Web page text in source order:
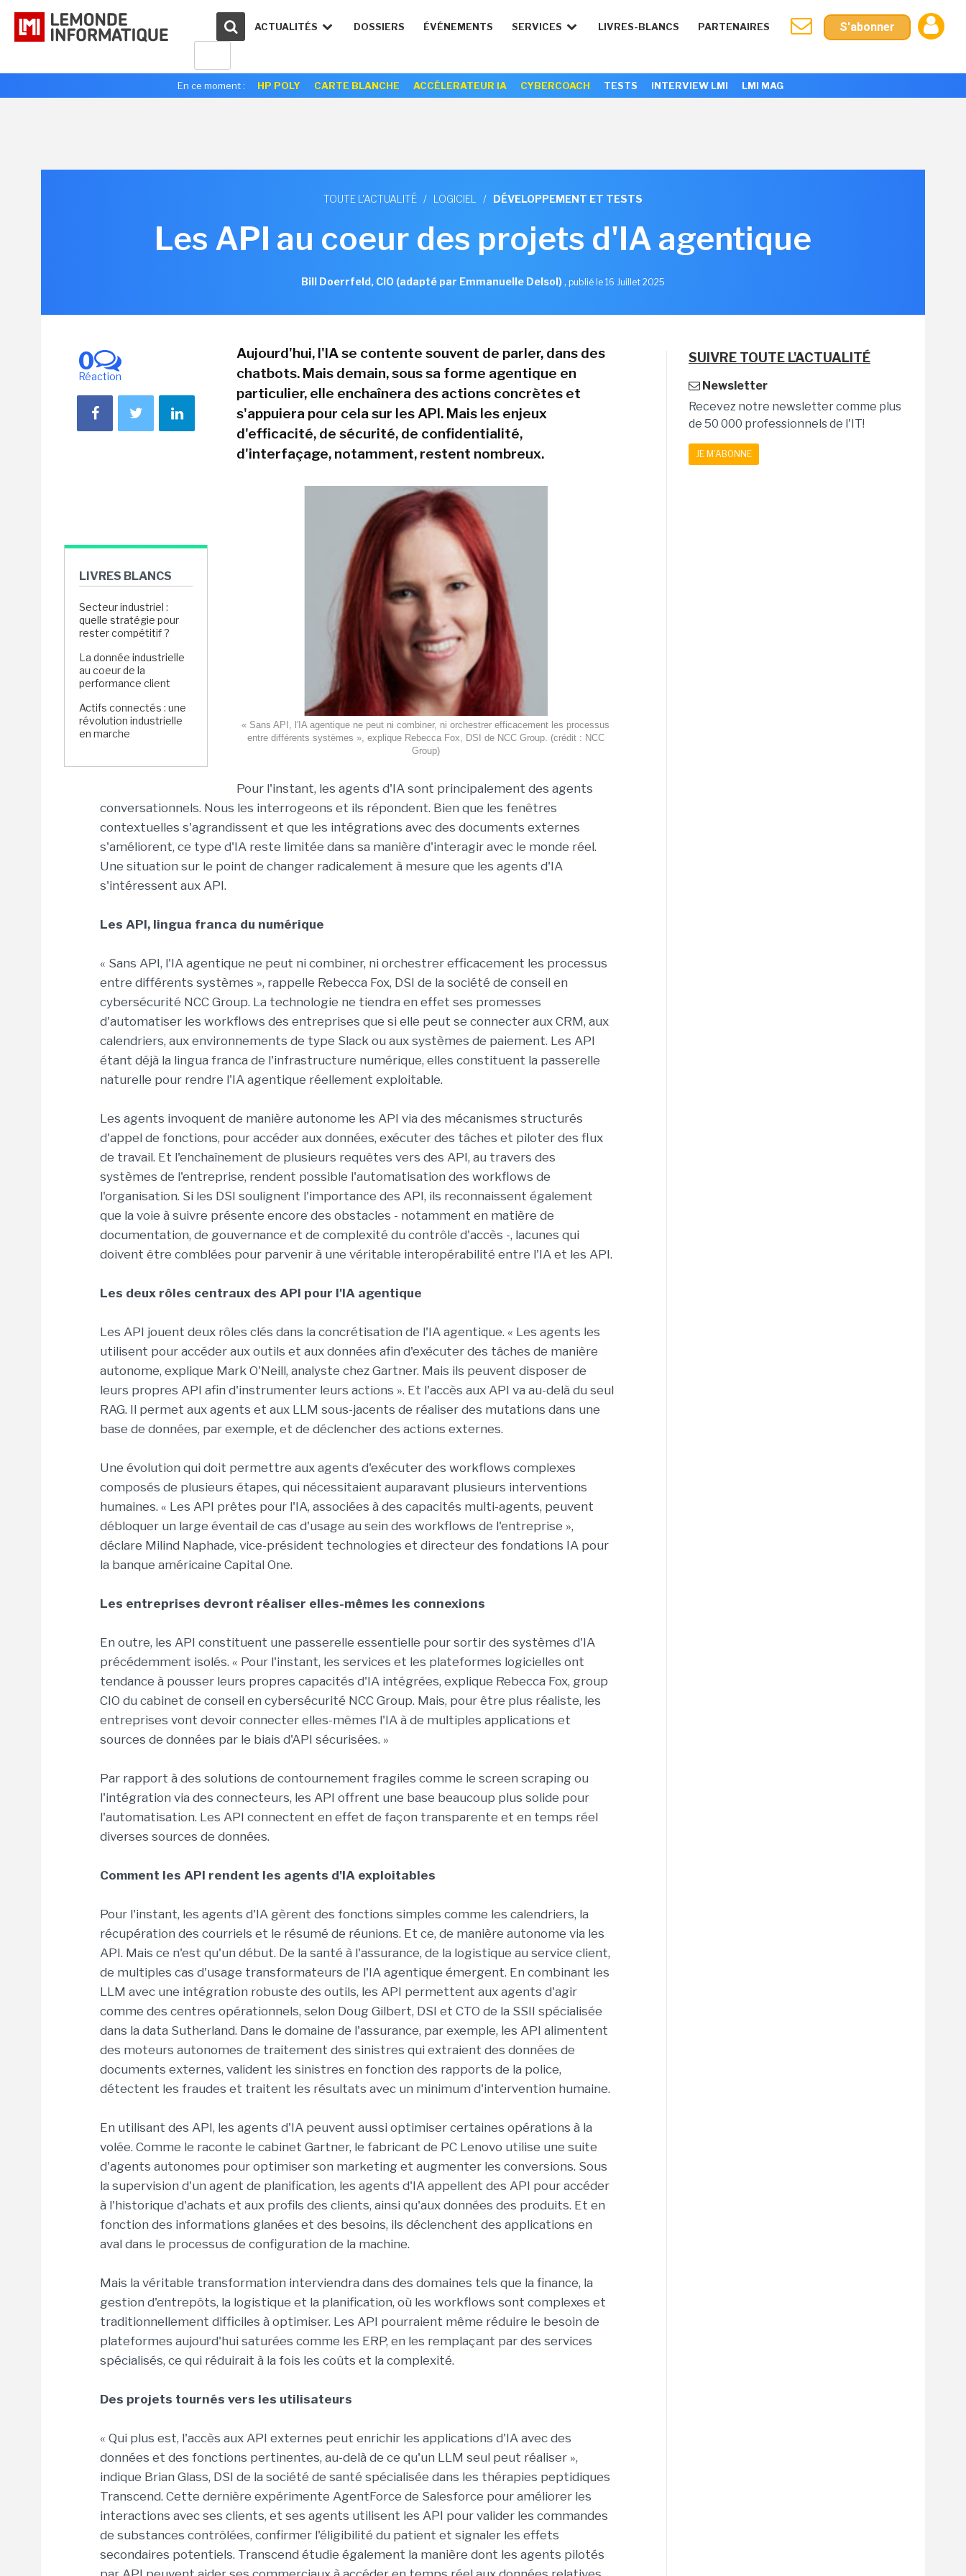
ACTUALITÉS DOSSIERS ÉVÉNEMENTS SERVICES LIVRES-BLANCS PARTENAIRES S'abonner
En ce moment : HP POLY CARTE BLANCHE ACCÉLERATEUR IA CYBERCOACH TESTS INTERVIEW LMI LMI MAG
TOUTE L'ACTUALITÉ / LOGICIEL / DÉVELOPPEMENT ET TESTS
Les API au coeur des projets d'IA agentique
Bill Doerrfeld, CIO (adapté par Emmanuelle Delsol), publié le 16 Juillet 2025
0
Réaction
LIVRES BLANCS
Secteur industriel :
quelle stratégie pour
rester compétitif ?
La donnée industrielle
au coeur de la
performance client
Actifs connectés : une
révolution industrielle
en marche
Aujourd'hui, l'IA se contente souvent de parler, dans des
chatbots. Mais demain, sous sa forme agentique en
particulier, elle enchaînera des actions concrètes et
s'appuiera pour cela sur les API. Mais les enjeux
d'efficacité, de sécurité, de confidentialité,
d'interfaçage, notamment, restent nombreux.
« Sans API, l'IA agentique ne peut ni combiner, ni orchestrer efficacement les processus
entre différents systèmes », explique Rebecca Fox, DSI de NCC Group. (crédit : NCC
Group)
Pour l'instant, les agents d'IA sont principalement des agents
conversationnels. Nous les interrogeons et ils répondent. Bien que les fenêtres
contextuelles s'agrandissent et que les intégrations avec des documents externes
s'améliorent, ce type d'IA reste limitée dans sa manière d'interagir avec le monde réel.
Une situation sur le point de changer radicalement à mesure que les agents d'IA
s'intéressent aux API.
Les API, lingua franca du numérique
« Sans API, l'IA agentique ne peut ni combiner, ni orchestrer efficacement les processus
entre différents systèmes », rappelle Rebecca Fox, DSI de la société de conseil en
cybersécurité NCC Group. La technologie ne tiendra en effet ses promesses
d'automatiser les workflows des entreprises que si elle peut se connecter aux CRM, aux
calendriers, aux environnements de type Slack ou aux systèmes de paiement. Les API
étant déjà la lingua franca de l'infrastructure numérique, elles constituent la passerelle
naturelle pour rendre l'IA agentique réellement exploitable.
Les agents invoquent de manière autonome les API via des mécanismes structurés
d'appel de fonctions, pour accéder aux données, exécuter des tâches et piloter des flux
de travail. Et l'enchaînement de plusieurs requêtes vers des API, au travers des
systèmes de l'entreprise, rendent possible l'automatisation des workflows de
l'organisation. Si les DSI soulignent l'importance des API, ils reconnaissent également
que la voie à suivre présente encore des obstacles - notamment en matière de
documentation, de gouvernance et de complexité du contrôle d'accès -, lacunes qui
doivent être comblées pour parvenir à une véritable interopérabilité entre l'IA et les API.
Les deux rôles centraux des API pour l'IA agentique
Les API jouent deux rôles clés dans la concrétisation de l'IA agentique. « Les agents les
utilisent pour accéder aux outils et aux données afin d'exécuter des tâches de manière
autonome, explique Mark O'Neill, analyste chez Gartner. Mais ils peuvent disposer de
leurs propres API afin d'instrumenter leurs actions ». Et l'accès aux API va au-delà du seul
RAG. Il permet aux agents et aux LLM sous-jacents de réaliser des mutations dans une
base de données, par exemple, et de déclencher des actions externes.
Une évolution qui doit permettre aux agents d'exécuter des workflows complexes
composés de plusieurs étapes, qui nécessitaient auparavant plusieurs interventions
humaines. « Les API prêtes pour l'IA, associées à des capacités multi-agents, peuvent
débloquer un large éventail de cas d'usage au sein des workflows de l'entreprise »,
déclare Milind Naphade, vice-président technologies et directeur des fondations IA pour
la banque américaine Capital One.
Les entreprises devront réaliser elles-mêmes les connexions
En outre, les API constituent une passerelle essentielle pour sortir des systèmes d'IA
précédemment isolés. « Pour l'instant, les services et les plateformes logicielles ont
tendance à pousser leurs propres capacités d'IA intégrées, explique Rebecca Fox, group
CIO du cabinet de conseil en cybersécurité NCC Group. Mais, pour être plus réaliste, les
entreprises vont devoir connecter elles-mêmes l'IA à de multiples applications et
sources de données par le biais d'API sécurisées. »
Par rapport à des solutions de contournement fragiles comme le screen scraping ou
l'intégration via des connecteurs, les API offrent une base beaucoup plus solide pour
l'automatisation. Les API connectent en effet de façon transparente et en temps réel
diverses sources de données.
Comment les API rendent les agents d'IA exploitables
Pour l'instant, les agents d'IA gèrent des fonctions simples comme les calendriers, la
récupération des courriels et le résumé de réunions. Et ce, de manière autonome via les
API. Mais ce n'est qu'un début. De la santé à l'assurance, de la logistique au service client,
de multiples cas d'usage transformateurs de l'IA agentique émergent. En combinant les
LLM avec une intégration robuste des outils, les API permettent aux agents d'agir
comme des centres opérationnels, selon Doug Gilbert, DSI et CTO de la SSII spécialisée
dans la data Sutherland. Dans le domaine de l'assurance, par exemple, les API alimentent
des moteurs autonomes de traitement des sinistres qui extraient des données de
documents externes, valident les sinistres en fonction des rapports de la police,
détectent les fraudes et traitent les résultats avec un minimum d'intervention humaine.
En utilisant des API, les agents d'IA peuvent aussi optimiser certaines opérations à la
volée. Comme le raconte le cabinet Gartner, le fabricant de PC Lenovo utilise une suite
d'agents autonomes pour optimiser son marketing et augmenter les conversions. Sous
la supervision d'un agent de planification, les agents d'IA appellent des API pour accéder
à l'historique d'achats et aux profils des clients, ainsi qu'aux données des produits. Et en
fonction des informations glanées et des besoins, ils déclenchent des applications en
aval dans le processus de configuration de la machine.
Mais la véritable transformation interviendra dans des domaines tels que la finance, la
gestion d'entrepôts, la logistique et la planification, où les workflows sont complexes et
traditionnellement difficiles à optimiser. Les API pourraient même réduire le besoin de
plateformes aujourd'hui saturées comme les ERP, en les remplaçant par des services
spécialisés, ce qui réduirait à la fois les coûts et la complexité.
Des projets tournés vers les utilisateurs
« Qui plus est, l'accès aux API externes peut enrichir les applications d'IA avec des
données et des fonctions pertinentes, au-delà de ce qu'un LLM seul peut réaliser »,
indique Brian Glass, DSI de la société de santé spécialisée dans les thérapies peptidiques
Transcend. Cette dernière expérimente AgentForce de Salesforce pour améliorer les
interactions avec ses clients, et ses agents utilisent les API pour valider les commandes
de substances contrôlées, confirmer l'éligibilité du patient et signaler les effets
secondaires potentiels. Transcend étudie également la manière dont les agents pilotés
SUIVRE TOUTE L'ACTUALITÉ
Newsletter
Recevez notre newsletter comme plus
de 50 000 professionnels de l'IT!
JE M'ABONNE